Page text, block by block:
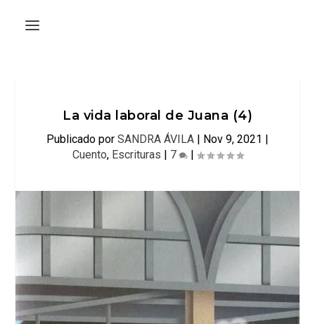
La vida laboral de Juana (4)
Publicado por SANDRA ÁVILA | Nov 9, 2021 |
Cuento, Escrituras | 7 |